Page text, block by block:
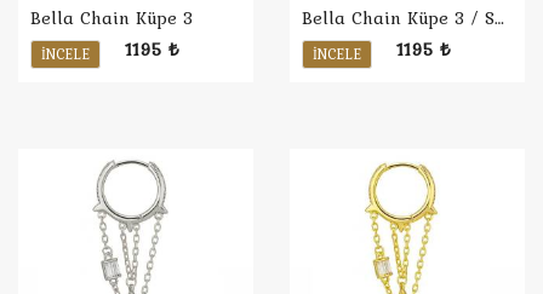
Bella Chain Küpe 3
İNCELE 1195 ₺
Bella Chain Küpe 3 / Sarı
İNCELE 1195 ₺